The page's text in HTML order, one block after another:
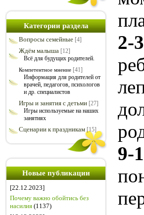
Категории раздела
Вопросы семейные [4]
Ждём малыша [12]
Всё для будущих родителей.
Компетентное мнение [41]
Информация для родителей от
врачей, педагогов, психологов
и др. специалистов
Игры и занятия с детьми [27]
Игры используемые на наших
занятиях
Сценарии к праздникам [15]
Новые публикации
[22.12.2023]
Почему важно обойтись без
насилия (1137)
2-
9-